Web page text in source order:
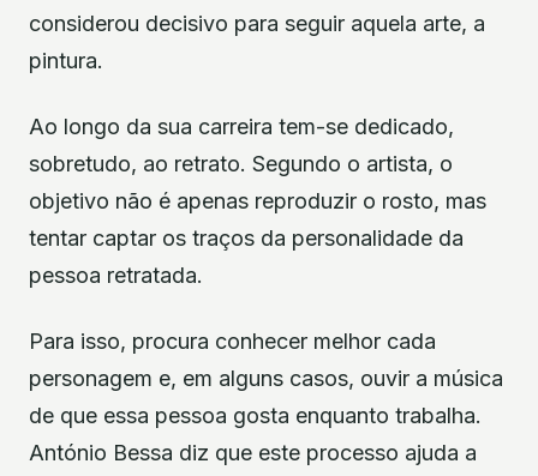
considerou decisivo para seguir aquela arte, a
pintura.
Ao longo da sua carreira tem-se dedicado,
sobretudo, ao retrato. Segundo o artista, o
objetivo não é apenas reproduzir o rosto, mas
tentar captar os traços da personalidade da
pessoa retratada.
Para isso, procura conhecer melhor cada
personagem e, em alguns casos, ouvir a música
de que essa pessoa gosta enquanto trabalha.
António Bessa diz que este processo ajuda a